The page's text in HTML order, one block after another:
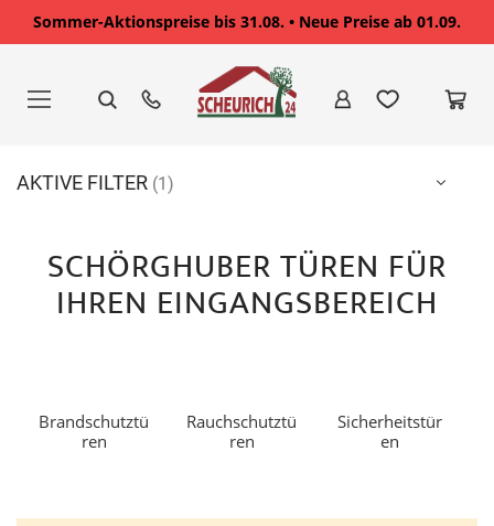
Sommer-Aktionspreise bis 31.08. • Neue Preise ab 01.09.
springen
SCHÖRGHUBER TÜREN FÜR
IHREN EINGANGSBEREICH
Brandschutztü
ren
Rauchschutztü
ren
Sicherheitstür
en
AKTIVE FILTER